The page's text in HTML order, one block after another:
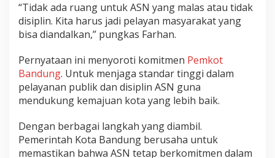
“Tidak ada ruang untuk ASN yang malas atau tidak
disiplin. Kita harus jadi pelayan masyarakat yang
bisa diandalkan,” pungkas Farhan.
Pernyataan ini menyoroti komitmen Pemkot
Bandung. Untuk menjaga standar tinggi dalam
pelayanan publik dan disiplin ASN guna
mendukung kemajuan kota yang lebih baik.
Dengan berbagai langkah yang diambil.
Pemerintah Kota Bandung berusaha untuk
memastikan bahwa ASN tetap berkomitmen dalam